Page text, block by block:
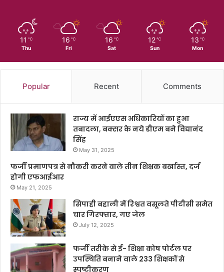
11 ℃
Thu
16 ℃
Fri
16 ℃
Sat
12 ℃
Sun
13 ℃
Mon
Popular Recent Comments
राज्य में आईएएस अधिकारियों का हुआ
तबादला, बक्सर के नये डीएम बने विद्यानंद
सिंह
May 31, 2025
फर्जी प्रमाणपत्र से नौकरी करने वाले तीन शिक्षक बर्खास्त, दर्ज
होगी एफआईआर
May 21, 2025
सिपाही बहाली में रिश्वत वसूलते पीटीसी समेत
चार गिरफ्तार, गए जेल
July 12, 2025
फर्जी तरीके से ई- शिक्षा कोष पोर्टल पर
उपस्थिति बनाने वाले 233 शिक्षकों से
स्पष्टीकरण